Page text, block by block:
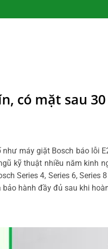
có mặt sau
như máy giặt Bosch báo lỗi
kỹ thuật nhiều năm kinh
Series 4, Series 6, Series
hành đầy đủ sau khi